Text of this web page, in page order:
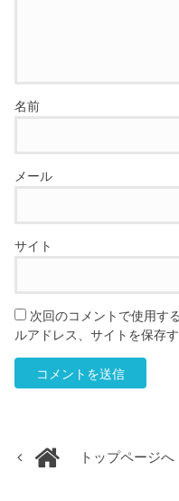
名前
メール
サイト
次回のコメントで使用す
ルアドレス、サイトを保存す
トップページへ